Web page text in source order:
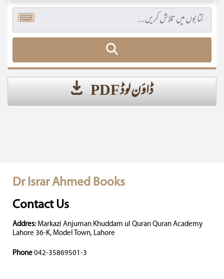
ڈاؤن لوڈ PDF
Dr Israr Ahmed Books
Contact Us
Addres: Markazi Anjuman Khuddam ul Quran Quran Academy
Lahore 36-K, Model Town, Lahore
Phone 042-35869501-3